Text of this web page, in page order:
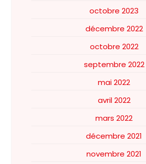
octobre 2023
décembre 2022
octobre 2022
septembre 2022
mai 2022
avril 2022
mars 2022
décembre 2021
novembre 2021